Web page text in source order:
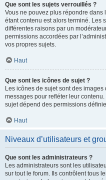
Que sont les sujets verrouillés ?
Vous ne pouvez plus répondre
étant contenu est alors terminé. Les
différentes raisons par un
permissions accordées par
vos propres sujets.
Haut
Que sont les icônes de sujet ?
Les icônes de sujet sont des
messages pour refléter leur
sujet dépend des permissions
Haut
Niveaux d’utilisateurs et
Que sont les administrateurs ?
Les administrateurs sont les
sur tout le forum. Ils contrôlent tous